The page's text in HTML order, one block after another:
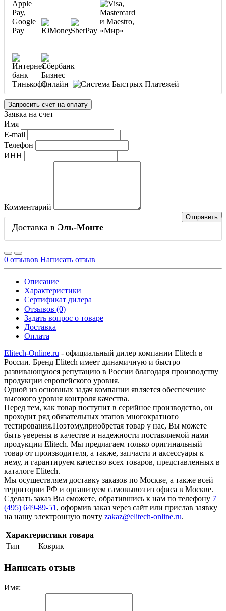
Запросить счет на оплату
Заявка на счет
Имя
E-mail
Телефон
ИНН
Комментарий
Доставка в Эль-Монте
0 отзывов Написать отзыв
Описание
Характеристики
Сертификат дилера
Отзывов (0)
Задать вопрос о товаре
Доставка
Оплата
Elitech-Online.ru - официальный дилер компании Elitech в
России. Бренд Elitech имеет динамичную и быстро
развивающуюся репутацию в России благодаря производству
продукции европейского уровня.
Одной из основных задач компании является обеспечение
высокого уровня контроля качества.
Перед тем, как товар поступит в серийное производство, он
проходит ряд обязательных этапов многократного
тестирования.Поэтому,приобретая товар у нас, Вы можете
быть уверены в качестве и надежности поставляемой нами
продукции Elitech. Мы предлагаем только оригинальный
товар от производителя, а также, запчасти и аксессуары к
нему, и гарантируем качество всех товаров, представленных в
каталоге Elitech.
Мы осуществляем доставку заказов по Москве, а также всей
территории РФ и организуем самовывоз из офиса в Москве.
Сделать заказ Вы сможете, обратившись к нам по телефону 7
(495) 649-89-51 , оформив заказ через сайт или прислав заявку
на нашу электронную почту zakaz@elitech-online.ru.
Характеристики товара
Тип
Коврик
Написать отзыв
Имя: